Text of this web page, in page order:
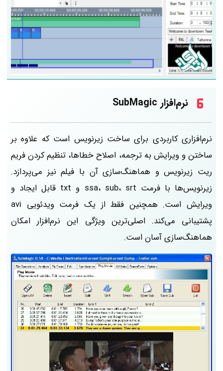
نرم‌افزار SubMagic
نرم‌افزاری کاربردی برای ساخت زیرنویس است که علاوه بر
ساختن و ویرایش به ترجمه، اصلاح خطاها، تنظیم کردن فریم‌
ریت زیرنویس و هماهنگ‌سازی آن با فیلم نیز می‌پردازد.
زیرنویس‌ها با فرمت ssa، sub، srt و txt قابل ایجاد و
ویرایش است. همچنین فقط از یک فرمت ویدئویی avi
پشتیبانی می‌کند. اصلی‌ترین ویژگی این نرم‌افزار امکان
هماهنگ‌سازی آسان است.